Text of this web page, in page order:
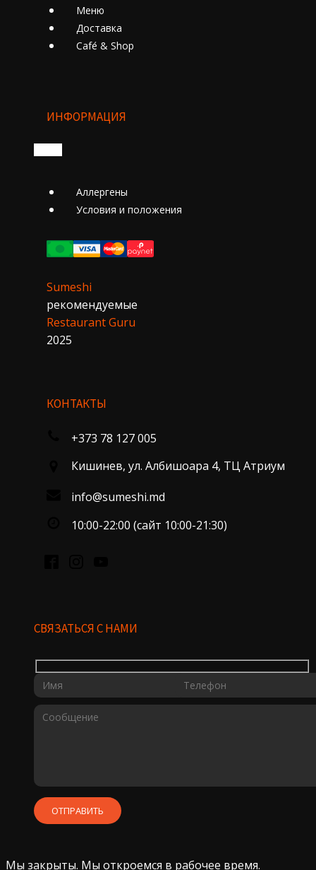
Меню
Доставка
Cafе́ & Shop
ИНФОРМАЦИЯ
Аллергены
Условия и положения
Sumeshi
рекомендуемые
Restaurant Guru
2025
КОНТАКТЫ
+373 78 127 005
Кишинев, ул. Албишоара 4, ТЦ Атриум
info@sumeshi.md
10:00-22:00 (сайт 10:00-21:30)
СВЯЗАТЬСЯ С НАМИ
Мы закрыты. Мы откроемся в рабочее время.